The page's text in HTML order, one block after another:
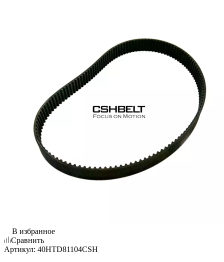
В избранное
Сравнить
Артикул: 40HTD81104CSH